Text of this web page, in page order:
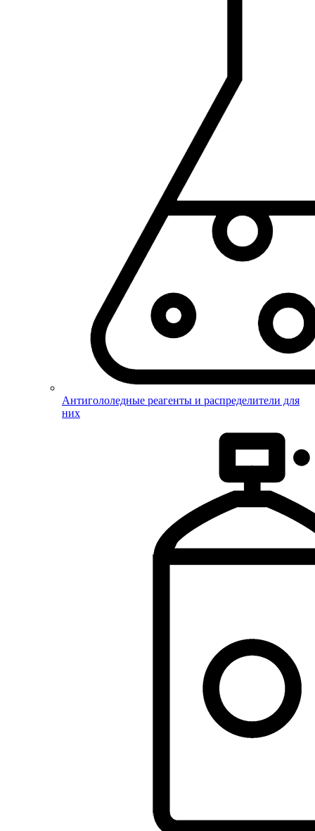
Антигололедные реагенты и распределители для
них